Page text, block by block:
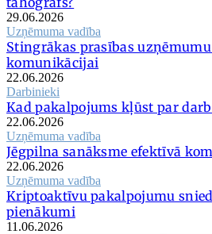
29.06.2026
Uzņēmuma vadība
Stingrākas prasības
komunikācijai
22.06.2026
Darbinieki
Kad pakalpojums kļūst par
22.06.2026
Uzņēmuma vadība
Jēgpilna sanāksme efektīvā
22.06.2026
Uzņēmuma vadība
Kriptoaktīvu pakalpojumu
pienākumi
11.06.2026